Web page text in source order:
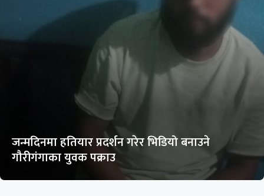
जन्मदिनमा हतियार प्रदर्शन गरेर भिडियो बनाउने
गौरीगंगाका युवक पक्राउ